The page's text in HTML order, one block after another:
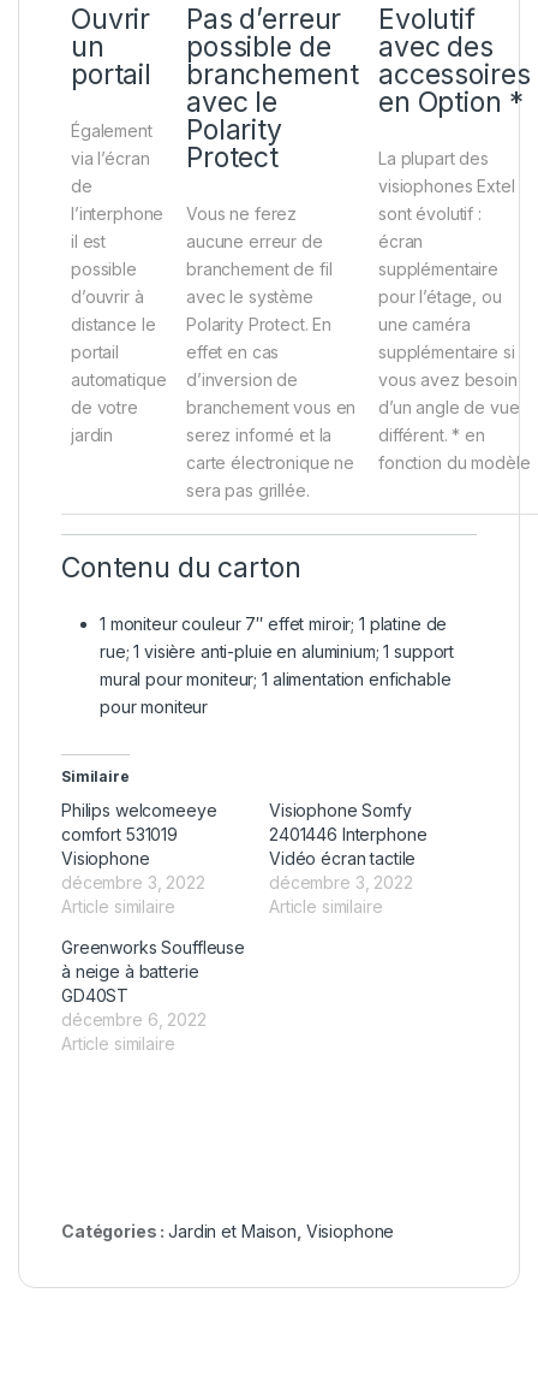
Ouvrir
un
portail
Également
via l’écran
de
l’interphone
il est
possible
d’ouvrir à
distance le
portail
automatique
de votre
jardin
Pas d’erreur
possible de
branchement
avec le
Polarity
Protect
Vous ne ferez
aucune erreur de
branchement de fil
avec le système
Polarity Protect. En
effet en cas
d’inversion de
branchement vous en
serez informé et la
carte électronique ne
sera pas grillée.
Evolutif
avec des
accessoires
en Option *
La plupart des
visiophones Extel
sont évolutif :
écran
supplémentaire
pour l’étage, ou
une caméra
supplémentaire si
vous avez besoin
d’un angle de vue
différent. * en
fonction du modèle
Contenu du carton
1 moniteur couleur 7″ effet miroir; 1 platine de
rue; 1 visière anti-pluie en aluminium; 1 support
mural pour moniteur; 1 alimentation enfichable
pour moniteur
Similaire
Philips welcomeeye
comfort 531019
Visiophone
décembre 3, 2022
Article similaire
Visiophone Somfy
2401446 Interphone
Vidéo écran tactile
décembre 3, 2022
Article similaire
Greenworks Souffleuse
à neige à batterie
GD40ST
décembre 6, 2022
Article similaire
Catégories :Jardin et Maison Visiophone